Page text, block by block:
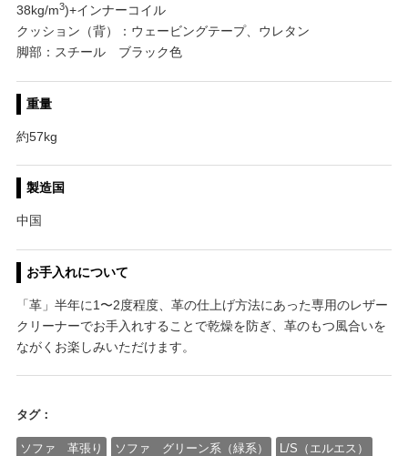
38kg/m3)+インナーコイル
クッション（背）：ウェービングテープ、ウレタン
脚部：スチール ブラック色
重量
約57kg
製造国
中国
お手入れについて
「革」半年に1〜2度程度、革の仕上げ方法にあった専用のレザー
クリーナーでお手入れすることで乾燥を防ぎ、革のもつ風合いを
ながくお楽しみいただけます。
タグ：
ソファ 革張り ソファ グリーン系（緑系） L/S（エルエス）